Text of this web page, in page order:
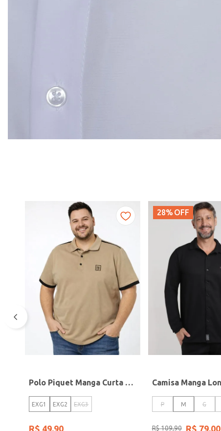
Polo Piquet Manga Curta Plus Size Masculina BEGE
EXG1 EXG2 EXG3
R$ 49,90
28% OFF
P M G
R$109,90 R$ 79,00